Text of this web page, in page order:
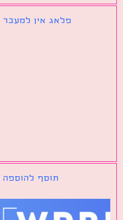
פלאג אין למעבר על
תוסף להוספה מהירה